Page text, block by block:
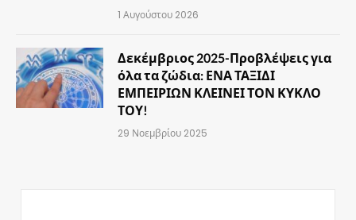
1 Αυγούστου 2026
Δεκέμβριος 2025-Προβλέψεις για
όλα τα ζώδια: ΕΝΑ ΤΑΞΙΔΙ
ΕΜΠΕΙΡΙΩΝ ΚΛΕΙΝΕΙ ΤΟΝ ΚΥΚΛΟ
ΤΟΥ!
29 Νοεμβρίου 2025